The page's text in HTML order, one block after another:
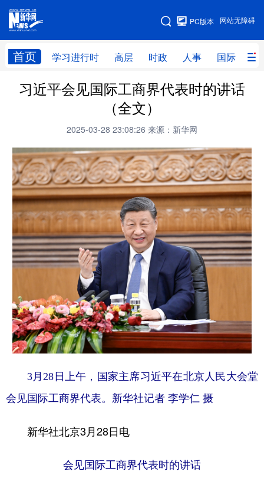
网站无障碍
PC版本
首页 学习进行时 高层 时政 人事 国际 财
网站地图
学习进行时 高层 时政 人事
科技 科创 量子 体育
文化 书画 健康 军事
访谈 视频 图片 政务
法律 中央文件 金融 汽车
食品 人居 信息化 数字经济
乡村振兴
城市 旅游 能源
彩票 娱乐 时尚 悦读
地方频道
习近平会见国际工商界代表时的讲话
（全文）
2025-03-28 23:08:26 来源：新华网
3月28日上午，国家主席习近平在北京人民大会堂
会见国际工商界代表。新华社记者 李学仁 摄
新华社北京3月28日电
会见国际工商界代表时的讲话